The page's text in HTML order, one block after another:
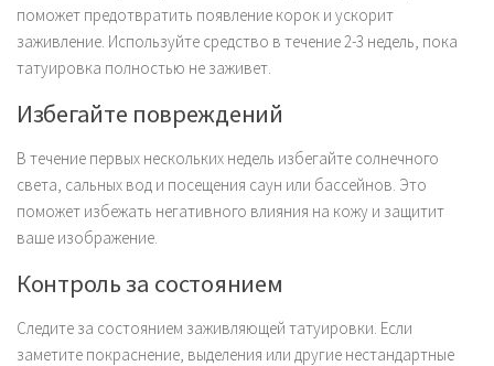
поможет предотвратить появление корок и ускорит
заживление. Используйте средство в течение 2-3 недель, пока
татуировка полностью не заживет.
Избегайте повреждений
В течение первых нескольких недель избегайте солнечного
света, сальных вод и посещения саун или бассейнов. Это
поможет избежать негативного влияния на кожу и защитит
ваше изображение.
Контроль за состоянием
Следите за состоянием заживляющей татуировки. Если
заметите покраснение, выделения или другие нестандартные